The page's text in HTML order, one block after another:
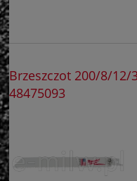
Brzeszczot 200/8/12/
48475093